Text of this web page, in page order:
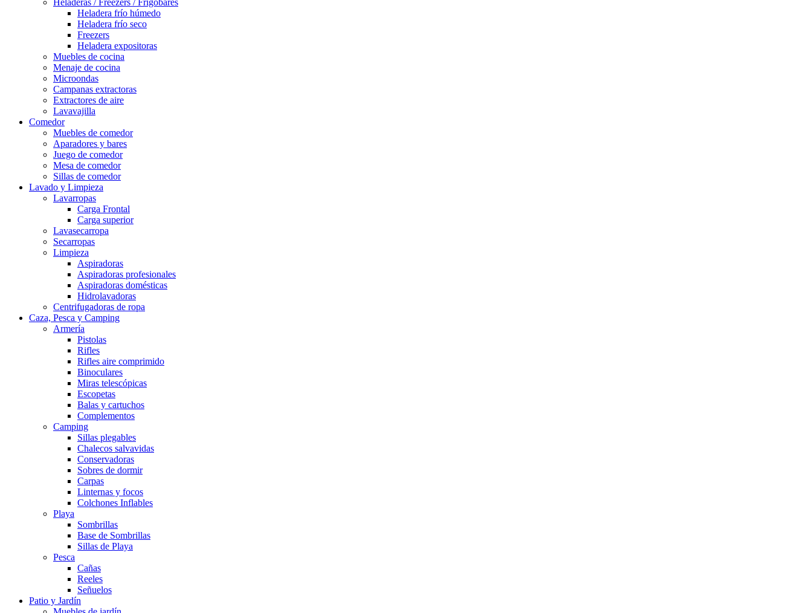
Heladeras / Freezers / Frigobares
Heladera frío húmedo
Heladera frío seco
Freezers
Heladera expositoras
Muebles de cocina
Menaje de cocina
Microondas
Campanas extractoras
Extractores de aire
Lavavajilla
Comedor
Muebles de comedor
Aparadores y bares
Juego de comedor
Mesa de comedor
Sillas de comedor
Lavado y Limpieza
Lavarropas
Carga Frontal
Carga superior
Lavasecarropa
Secarropas
Limpieza
Aspiradoras
Aspiradoras profesionales
Aspiradoras domésticas
Hidrolavadoras
Centrifugadoras de ropa
Caza, Pesca y Camping
Armería
Pistolas
Rifles
Rifles aire comprimido
Binoculares
Miras telescópicas
Escopetas
Balas y cartuchos
Complementos
Camping
Sillas plegables
Chalecos salvavidas
Conservadoras
Sobres de dormir
Carpas
Linternas y focos
Colchones Inflables
Playa
Sombrillas
Base de Sombrillas
Sillas de Playa
Pesca
Cañas
Reeles
Señuelos
Patio y Jardín